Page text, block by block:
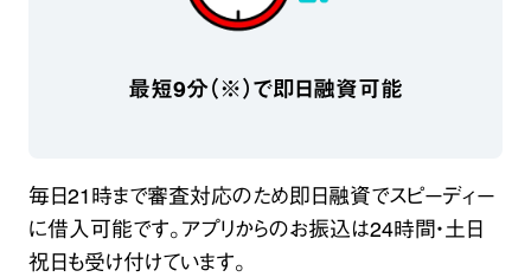
最短9分（※）で即日融資可能
毎日21時まで審査対応のため即日融資でスピーディー
に借入可能です。アプリからのお振込は24時間・土日
祝日も受け付けています。